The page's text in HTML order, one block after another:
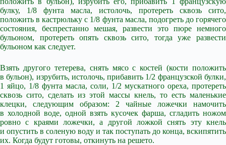
булку, 1/8 фунта масла, истолочь, протереть сквозь сито,
положить в кастрюльку с 1/8 фунта масла, подогреть до горячего
состояния, беспрестанно мешая, развести это пюре немного
бульоном, протереть опять сквозь сито, тогда уже развести
бульоном как следует.
Взять другого тетерева, снять мясо с костей (кости положить
в бульон), изрубить, истолочь, прибавить 1/2 французской булки,
1 яйцо, 1/8 фунта масла, соли, 1/2 мускатного ореха, протереть
сквозь сито, сделать из этой массы кнель, то есть маленькие
клецки, следующим образом: 2 чайные ложечки намочить
в холодной воде, одной взять кусочек фарша, сгладить ножом
ровно с краями ложечки, а другой ложкой снять эту кнель
и опустить в соленую воду и так поступать до конца, вскипятить
их. Когда будут готовы, откинуть на решето.